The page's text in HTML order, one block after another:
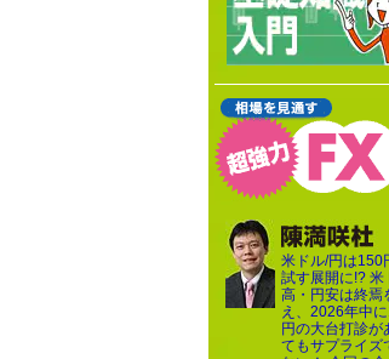
米ドル/円は150
試す展開に!? 米
高・円安は終焉
え、2026年中
円の大台打診が
てもサプライズ